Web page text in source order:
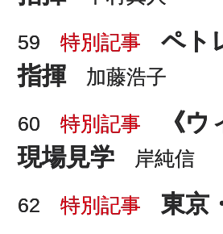
59 特別記事
ペト
指揮加藤浩子
60 特別記事
《
現場見学 岸純信
62 特別記事 東京